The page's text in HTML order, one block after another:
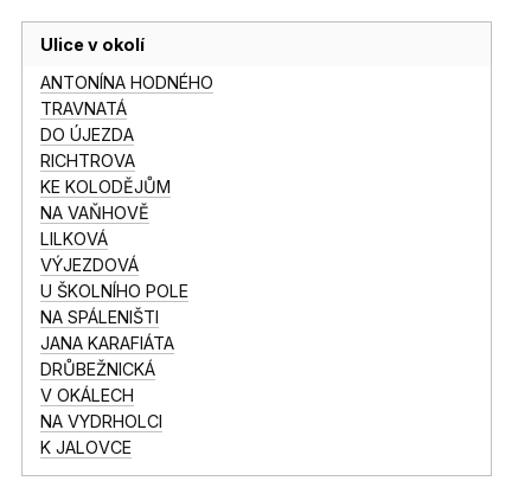
Ulice v okolí
ANTONÍNA HODNÉHO
TRAVNATÁ
DO ÚJEZDA
RICHTROVA
KE KOLODĚJŮM
NA VAŇHOVĚ
LILKOVÁ
VÝJEZDOVÁ
U ŠKOLNÍHO POLE
NA SPÁLENIŠTI
JANA KARAFIÁTA
DRŮBEŽNICKÁ
V OKÁLECH
NA VYDRHOLCI
K JALOVCE